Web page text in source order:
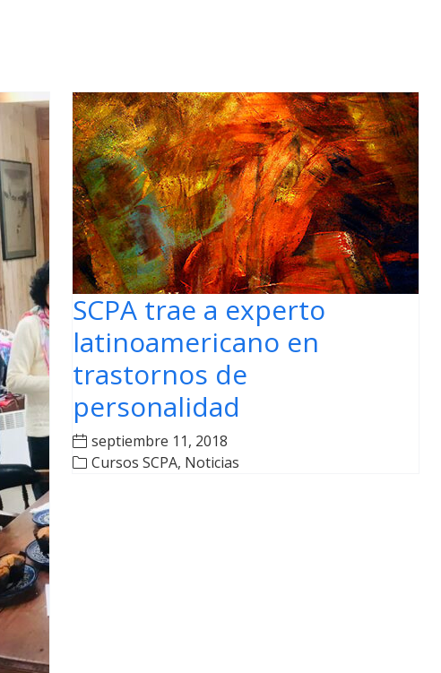
SCPA trae a experto
latinoamericano en
trastornos de
personalidad
septiembre 11, 2018
Cursos SCPA, Noticias